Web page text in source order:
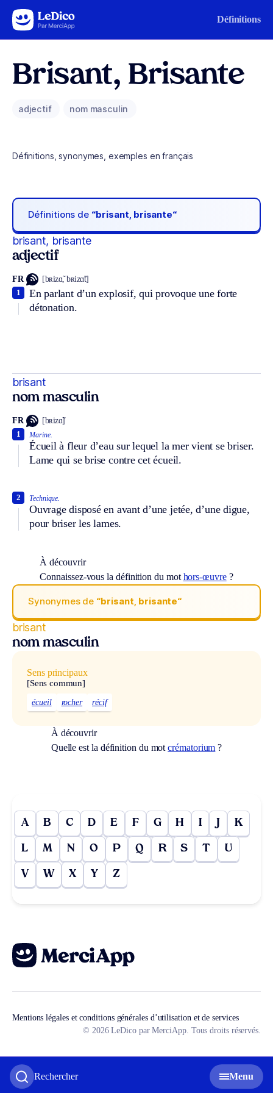
Aller au contenu Définitions
Rechercher Menu
Brisant, Brisante
adjectif nom masculin
Définitions, synonymes, exemples en français
Définitions de “brisant, brisante“
brisant, brisante
adjectif
FR [bʀizɑ̃, bʀizɑ̃t]
En parlant d’un explosif, qui provoque une forte
détonation.
1
brisant
nom masculin
FR [bʀizɑ̃]
Marine.
Écueil à fleur d’eau sur lequel la mer vient se briser.
Lame qui se brise contre cet écueil.
1
Technique.
Ouvrage disposé en avant d’une jetée, d’une digue,
pour briser les lames.
2
À découvrir
Connaissez-vous la définition du mot hors-œuvre?
Synonymes de “brisant, brisante“
brisant
nom masculin
Sens principaux
[Sens commun]
écueil rocher récif
À découvrir
Quelle est la définition du motcrématorium ?
A B C D E F G H I J K
L M N O P Q R S T U
V W X Y Z
Mentions légales et conditions générales d’utilisation et de services
© 2026 LeDico par MerciApp. Tous droits réservés.